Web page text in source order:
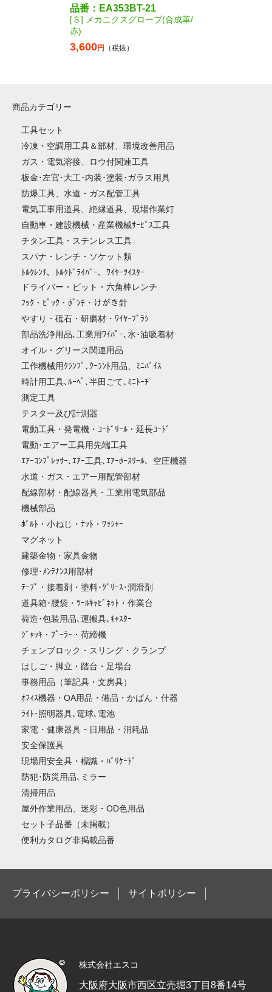
品番：EA353BT-21
[Ｓ] メカニクスグローブ(合成革/
赤)
3,600円 （税抜）
商品カテゴリー
工具セット
冷凍・空調用工具＆部材、環境改善用品
ガス・電気溶接、ロウ付関連工具
板金･左官･大工･内装･塗装･ガラス用具
防爆工具、水道・ガス配管工具
電気工事用道具、絶縁道具、現場作業灯
自動車・建設機械・産業機械ｻｰﾋﾞｽ工具
チタン工具・ステンレス工具
スパナ・レンチ・ソケット類
ﾄﾙｸﾚﾝﾁ、ﾄﾙｸﾄﾞﾗｲﾊﾞｰ、ﾜｲﾔｰﾂｲｽﾀｰ
ドライバー・ビット・六角棒レンチ
ﾌｯｸ・ﾋﾟｯｸ・ﾎﾟﾝﾁ・けがき針
やすり・砥石・研磨材・ﾜｲﾔｰﾌﾞﾗｼ
部品洗浄用品､工業用ﾜｲﾊﾟｰ､水･油吸着材
オイル・グリース関連用品
工作機械用ｸﾗﾝﾌﾟ､ｸｰﾗﾝﾄ用品、ﾐﾆﾊﾞｲｽ
時計用工具､ﾙｰﾍﾟ､半田ごて､ﾐﾆﾄｰﾁ
測定工具
テスター及び計測器
電動工具・発電機・ｺｰﾄﾞﾘｰﾙ・延長ｺｰﾄﾞ
電動･エアー工具用先端工具
ｴｱｰｺﾝﾌﾟﾚｯｻｰ､ｴｱｰ工具､ｴｱｰﾎｰｽﾘｰﾙ、空圧機器
水道・ガス・エアー用配管部材
配線部材・配線器具・工業用電気部品
機械部品
ﾎﾞﾙﾄ・小ねじ・ﾅｯﾄ・ﾜｯｼｬｰ
マグネット
建築金物・家具金物
修理･ﾒﾝﾃﾅﾝｽ用部材
ﾃｰﾌﾟ・接着剤・塗料･ｸﾞﾘｰｽ･潤滑剤
道具箱･腰袋・ﾂｰﾙｷｬﾋﾞﾈｯﾄ・作業台
荷造･包装用品､運搬具､ｷｬｽﾀｰ
ｼﾞｬｯｷ・ﾌﾟｰﾗｰ・荷締機
チェンブロック・スリング・クランプ
はしご・脚立・踏台・足場台
事務用品（筆記具・文房具）
ｵﾌｨｽ機器・OA用品・備品・かばん・什器
ﾗｲﾄ･照明器具､電球､電池
家電・健康器具・日用品・消耗品
安全保護具
現場用安全具・標識・ﾊﾞﾘｹｰﾄﾞ
防犯･防災用品､ミラー
清掃用品
屋外作業用品、迷彩・OD色用品
セット子品番（未掲載）
便利カタログ非掲載品番
プライバシーポリシー サイトポリシー
株式会社エスコ
大阪府大阪市西区立売堀3丁目8番14号